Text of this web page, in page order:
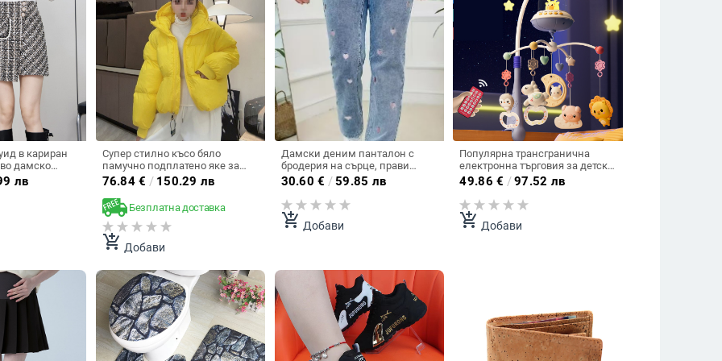
в кариран
дамско
пола с
пола
лв
Супер стилно късо бяло
памучно подплатено яке за
жени, нов стил зима 2025,
шикозен и ежедневен дизайн.
76.84 € / 150.29 лв
Безплатна доставка
add_shopping_cart Добави
Дамски деним панталон с
бродерия на сърце, прави
крачоли и еластичност, за
трансгранична европейска и
американска външна търговия
30.60 € /59.85 лв
add_shopping_cart Добави
Популярна трансгранична
електронна търговия за детски
мобилен декор за бебета,
креватчета, колички,
успокояващи и разхлаждащи
дрънкалки.
49.86 € /97.52 лв
add_shopping_cart Добави